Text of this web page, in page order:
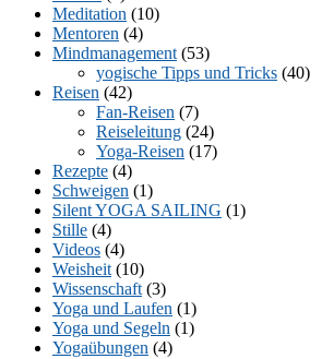
Meditation (10)
Mentoren (4)
Mindmanagement (53)
yogische Tipps und Tricks (40)
Reisen (42)
Fan-Reisen (7)
Reiseleitung (24)
Yoga-Reisen (17)
Rezepte (4)
Schweigen (1)
Silent YOGA SAILING (1)
Stille (4)
Videos (4)
Weisheit (10)
Wissenschaft (3)
Yoga und Laufen (1)
Yoga und Segeln (1)
Yogaübungen (4)